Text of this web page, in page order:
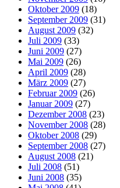
Oktober 2009 (18)
September 2009 (31)
August 2009 (32)
Juli 2009 (33)
Juni 2009 (27)
Mai 2009 (26)
April 2009 (28)
März 2009 (27)
Februar 2009 (26)
Januar 2009 (27)
Dezember 2008 (23)
November 2008 (28)
Oktober 2008 (29)
September 2008 (27)
August 2008 (21)
Juli 2008 (51)
Juni 2008 (35)